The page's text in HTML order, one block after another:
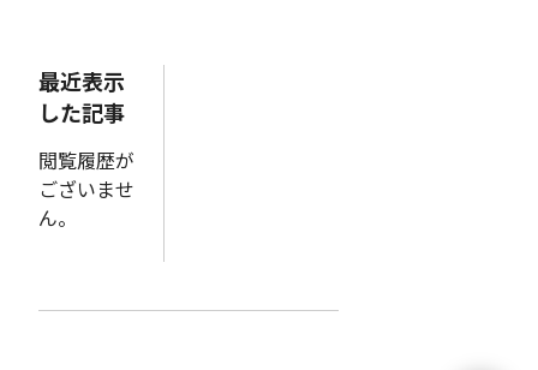
最近表示
した記事
閲覧履歴が
ございませ
ん。